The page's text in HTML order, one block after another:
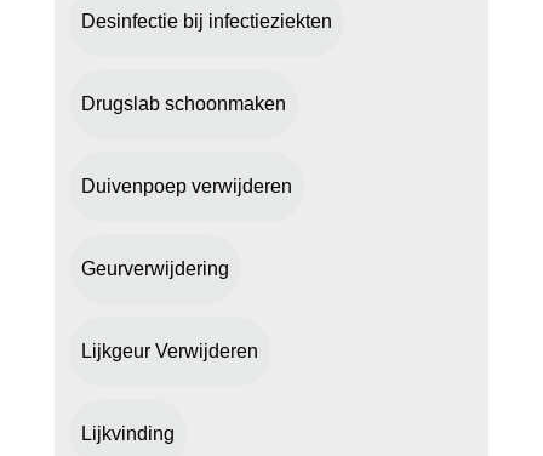
Desinfectie bij infectieziekten
Drugslab schoonmaken
Duivenpoep verwijderen
Geurverwijdering
Lijkgeur Verwijderen
Lijkvinding